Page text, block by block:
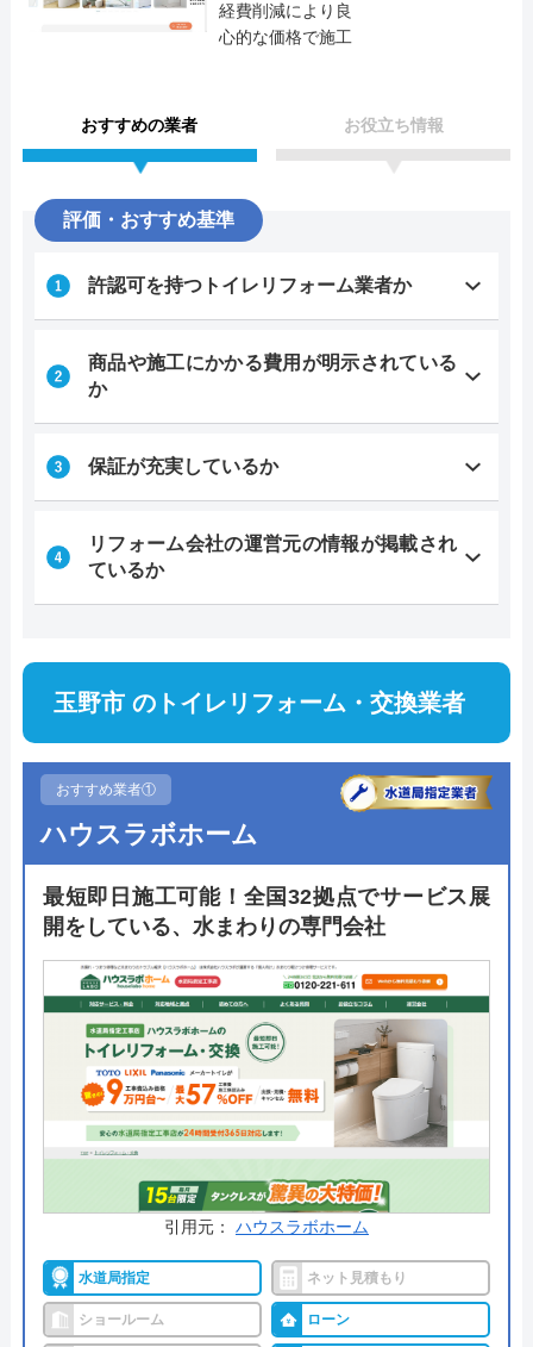
経費削減により良
心的な価格で施工
おすすめの業者 お役立ち情報
評価・おすすめ基準
許認可を持つトイレリフォーム業者か
商品や施工にかかる費用が明示されている
か
保証が充実しているか
リフォーム会社の運営元の情報が掲載され
ているか
玉野市 のトイレリフォーム・交換業者
おすすめ業者①
ハウスラボホーム
最短即日施工可能！全国32拠点でサービス展
開をしている、水まわりの専門会社
引用元： ハウスラボホーム
水道局指定 ネット見積もり
ショールーム ローン